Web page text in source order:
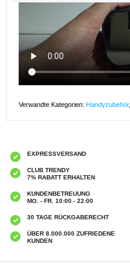
Verwandte Kategorien: Handyzubehör,
EXPRESSVERSAND
CLUB TRENDY
7% RABATT ERHALTEN
KUNDENBETREUUNG
MO. - FR. 10:00 - 22:00
30 TAGE RÜCKGABERECHT
ÜBER 8.000.000 ZUFRIEDENE
KUNDEN